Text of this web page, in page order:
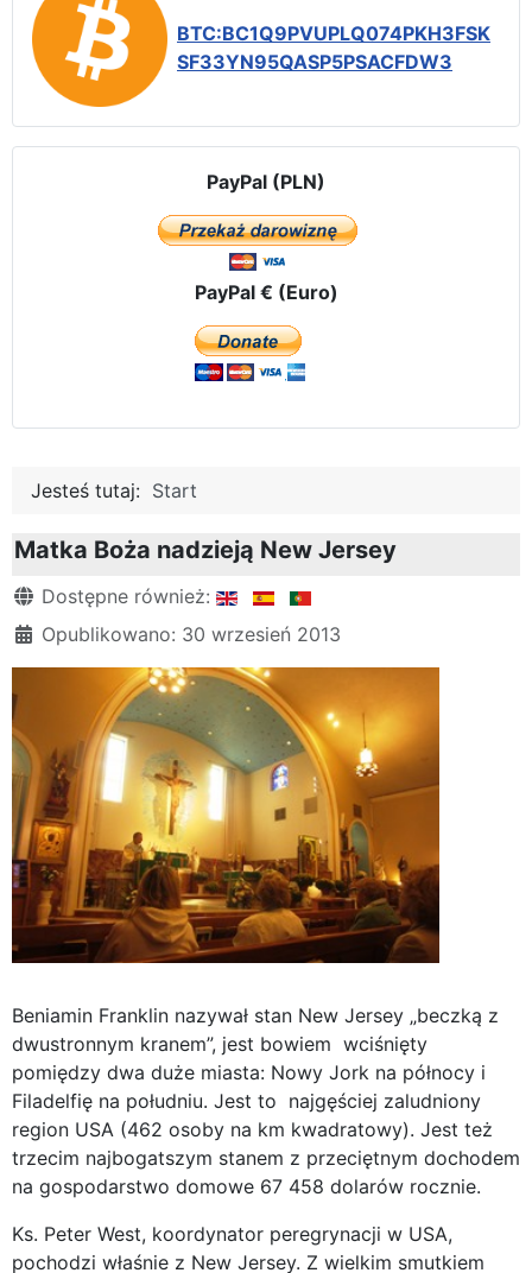
BTC:BC1Q9PVUPLQ074PKH3FSK
SF33YN95QASP5PSACFDW3
PayPal (PLN)
PayPal € (Euro)
Jesteś tutaj: Start
Matka Boża nadzieją New Jersey
Szczegóły
Dostępne również:
Opublikowano: 30 wrzesień 2013
Beniamin Franklin nazywał stan New Jersey „beczką z
dwustronnym kranem”, jest bowiem wciśnięty
pomiędzy dwa duże miasta: Nowy Jork na północy i
Filadelfię na południu. Jest to najgęściej zaludniony
region USA (462 osoby na km kwadratowy). Jest też
trzecim najbogatszym stanem z przeciętnym dochodem
na gospodarstwo domowe 67 458 dolarów rocznie.
Ks. Peter West, koordynator peregrynacji w USA,
pochodzi właśnie z New Jersey. Z wielkim smutkiem